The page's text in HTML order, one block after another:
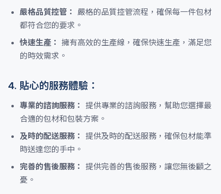
嚴格品質控管：
嚴格的品質控管流程，確保每一件包材
都符合您的要求。
快速生產： 擁有高效的生產線，確保快速生產，滿足您
的時效需求。
4. 貼心的服務體驗：
專業的諮詢服務：
提供專業的諮詢服務，幫助您選擇最
合適的包材和包裝方案。
及時的配送服務：
提供及時的配送服務，確保包材能準
時送達您的手中。
完善的售後服務：
提供完善的售後服務，讓您無後顧之
憂。